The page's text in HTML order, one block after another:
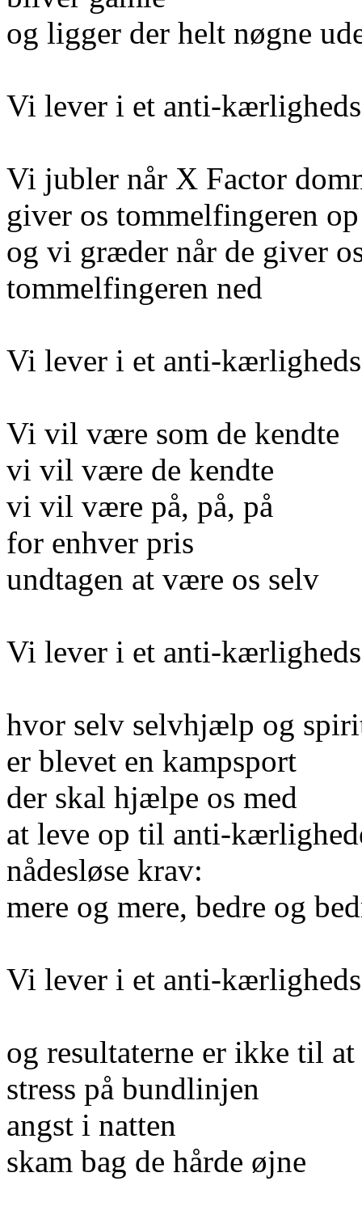
og ligger der helt nøgne
Vi lever i et anti-
Vi jubler når X Factor
giver os tommelfingeren op
og vi græder når de giver
tommelfingeren ned
Vi lever i et anti-
Vi vil være som de kendte
vi vil være de kendte
vi vil være på, på, på
for enhver pris
undtagen at være os selv
Vi lever i et anti-
hvor selv selvhjælp og
er blevet en kampsport
der skal hjælpe os med
at leve op til anti-
nådesløse krav:
mere og mere, bedre og
Vi lever i et anti-
og resultaterne er ikke til
stress på bundlinjen
angst i natten
skam bag de hårde øjne